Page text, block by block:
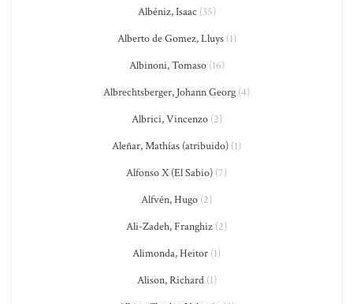
Albéniz, Isaac (35)
Alberto de Gomez, Lluys(1)
Albinoni, Tomaso(16)
Albrechtsberger, Johann Georg (4)
Albrici, Vincenzo(2)
Aleñar, Mathías (atribuido) (1)
Alfonso X (El Sabio) (7)
Alfvén, Hugo (2)
Ali-Zadeh, Franghiz (2)
Alimonda, Heitor (1)
Alison, Richard(1)